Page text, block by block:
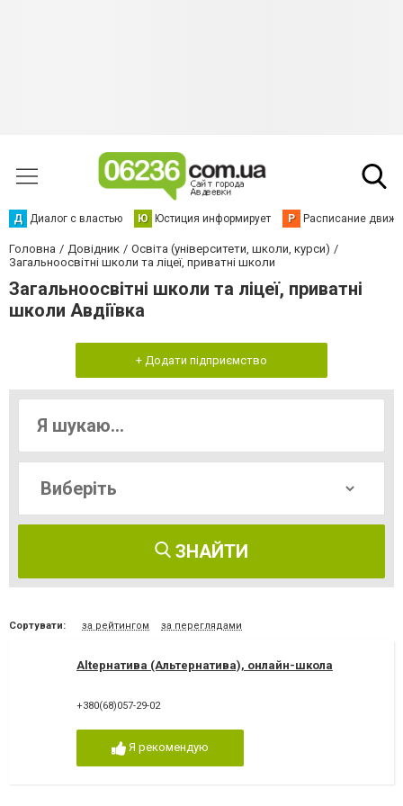
Д Диалог с властью Ю Юстиция информирует Р Расписание
Головна Довідник
Освіта (університети, школи, курси)
Загальноосвітні школи та ліцеї, приватні школи
Загальноосвітні школи та ліцеї, приватні
школи Авдіївка
+ Додати підприємство
ЗНАЙТИ
Сортувати: за рейтингом за переглядами
Altернатива (Альтернатива), онлайн-школа
+380(68)057-29-02
Я рекомендую